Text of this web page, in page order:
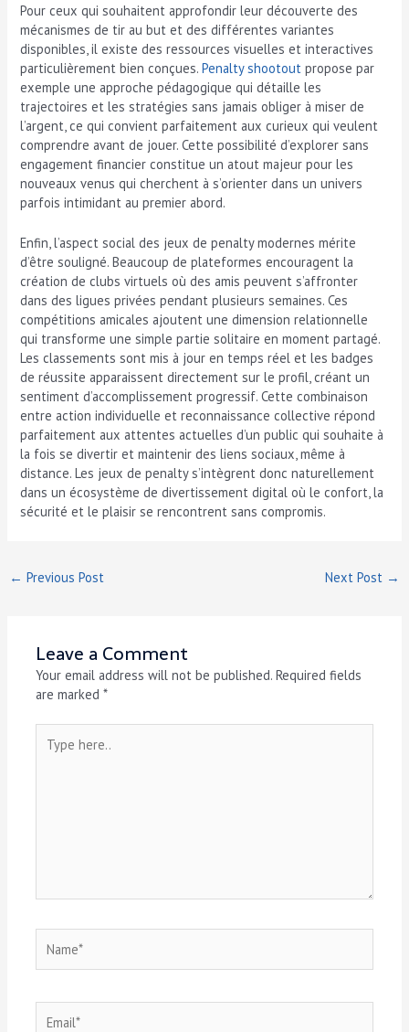
Pour ceux qui souhaitent approfondir leur découverte des
mécanismes de tir au but et des différentes variantes
disponibles, il existe des ressources visuelles et interactives
particulièrement bien conçues.Penalty shootout propose par
exemple une approche pédagogique qui détaille les
trajectoires et les stratégies sans jamais obliger à miser de
l’argent, ce qui convient parfaitement aux curieux qui veulent
comprendre avant de jouer. Cette possibilité d’explorer sans
engagement financier constitue un atout majeur pour les
nouveaux venus qui cherchent à s’orienter dans un univers
parfois intimidant au premier abord.
Enfin, l’aspect social des jeux de penalty modernes mérite
d’être souligné. Beaucoup de plateformes encouragent la
création de clubs virtuels où des amis peuvent s’affronter
dans des ligues privées pendant plusieurs semaines. Ces
compétitions amicales ajoutent une dimension relationnelle
qui transforme une simple partie solitaire en moment partagé.
Les classements sont mis à jour en temps réel et les badges
de réussite apparaissent directement sur le profil, créant un
sentiment d’accomplissement progressif. Cette combinaison
entre action individuelle et reconnaissance collective répond
parfaitement aux attentes actuelles d’un public qui souhaite à
la fois se divertir et maintenir des liens sociaux, même à
distance. Les jeux de penalty s’intègrent donc naturellement
dans un écosystème de divertissement digital où le confort, la
sécurité et le plaisir se rencontrent sans compromis.
← Previous Post Next Post →
Leave a Comment
Your email address will not be published. Required fields
are marked*
here..